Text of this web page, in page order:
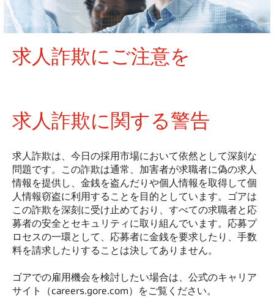
求人詐欺にご注意を
求人詐欺に関する警告
求人詐欺は、今日の採用市場において依然として深刻な
問題です。この詐欺は通常、加害者が求職者に偽の求人
情報を提供し、金銭を盗んだりや個人情報を取得して個
人情報窃盗に利用することを目的としています。ゴアは
この詐欺を深刻に受け止めており、すべての求職者と応
募者の安全とセキュリティに取り組んでいます。応募プ
ロセスの一環として、応募者に金銭を要求したり、手数
料を請求したりすることは決してありません。
ゴアでの雇用機会を検討したい場合は、公式のキャリア
サイト（careers.gore.com）をご覧ください。